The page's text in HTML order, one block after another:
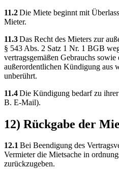
11.2Die Miete beginnt mit
Mieter.
11.3Das Recht des Mieters zur
§ 543 Abs. 2 Satz 1 Nr. 1 BGB
vertragsgemäßen Gebrauchs
außerordentlichen Kündigung aus
unberührt.
11.4Die Kündigung bedarf zu
B. E-Mail).
12) Rückgabe der
12.1Bei Beendigung des
Vermieter die Mietsache in
zurückzugeben.